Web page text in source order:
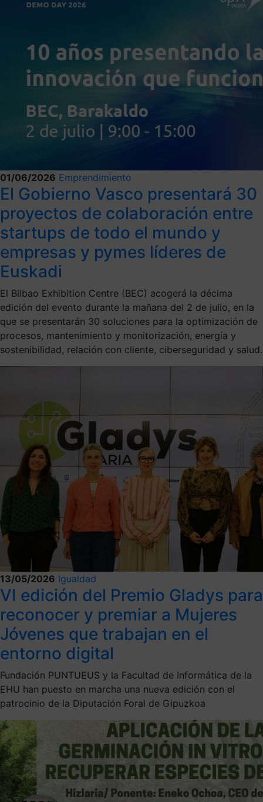
01/06/2026 Emprendimiento
El Gobierno Vasco presentará 30
proyectos de colaboración entre
startups de todo el mundo y
empresas y pymes líderes de
Euskadi
El Bilbao Exhibition Centre (BEC) acogerá la décima
edición del evento durante la mañana del 2 de julio, en la
que se presentarán 30 soluciones para la optimización de
procesos, mantenimiento y monitorización, energía y
sostenibilidad, relación con cliente, ciberseguridad y salud.
13/05/2026 Igualdad
VI edición del Premio Gladys para
reconocer y premiar a Mujeres
Jóvenes que trabajan en el
entorno digital
Fundación PUNTUEUS y la Facultad de Informática de la
EHU han puesto en marcha una nueva edición con el
patrocinio de la Diputación Foral de Gipuzkoa